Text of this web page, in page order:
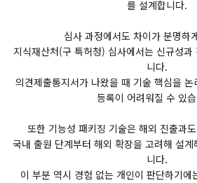
를 설계합니다.
심사 과정에서도 차이가 분명하
지식재산처(구 특허청) 심사에서는 신규성
니다.
의견제출통지서가 나왔을 때 기술 핵심을
등록이 어려워질 수 있
또한 기능성 패키징 기술은 해외 진출과
국내 출원 단계부터 해외 확장을 고려해 설
니다.
이 부분 역시 경험 없는 개인이 판단하기에